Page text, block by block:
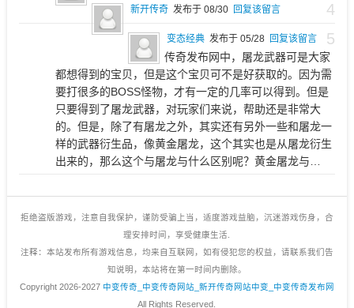
4
新开传奇 发布于 08/30 回复该留言
5
变态经典 发布于 05/28 回复该留言
传奇发布网中，屠龙武器可是大家
都想得到的宝贝，但是这个宝贝可不是好获取的。因为需
要打很多的BOSS怪物，才有一定的几率可以得到。但是
只要得到了屠龙武器，对玩家们来说，帮助还是非常大
的。但是，除了有屠龙之外，其实还有另外一些和屠龙一
样的武器衍生品，像黄金屠龙，这个其实也是从屠龙衍生
出来的，那么这个与屠龙与什么区别呢？黄金屠龙与…
拒绝盗版游戏，注意自我保护，谨防受骗上当，适度游戏益脑，沉迷游戏伤身，合
理安排时间，享受健康生活.
注释：本站发布所有游戏信息，均来自互联网，如有侵犯您的权益，请联系我们告
知说明，本站将在第一时间内删除。
Copyright 2026-2027 中变传奇_中变传奇网站_新开传奇网站中变_中变传奇发布网
All Rights Reserved.